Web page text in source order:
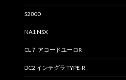
S2000
NA1 NSX
CL７ アコードユーロR
DC2 インテグラ TYPE-R